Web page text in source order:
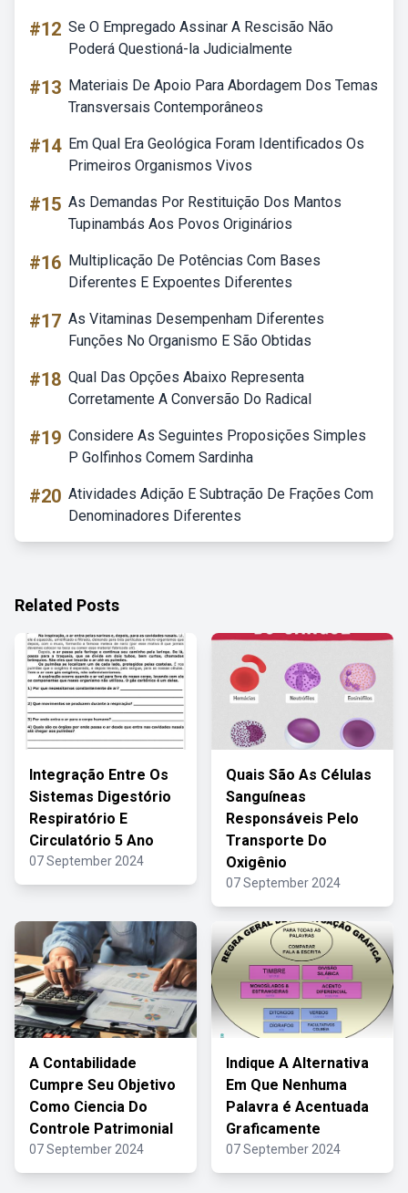
#12 Se O Empregado Assinar A Rescisão Não
Poderá Questioná-la Judicialmente
#13 Materiais De Apoio Para Abordagem Dos Temas
Transversais Contemporâneos
#14 Em Qual Era Geológica Foram Identificados Os
Primeiros Organismos Vivos
#15 As Demandas Por Restituição Dos Mantos
Tupinambás Aos Povos Originários
#16 Multiplicação De Potências Com Bases
Diferentes E Expoentes Diferentes
#17 As Vitaminas Desempenham Diferentes
Funções No Organismo E São Obtidas
#18 Qual Das Opções Abaixo Representa
Corretamente A Conversão Do Radical
#19 Considere As Seguintes Proposições Simples
P Golfinhos Comem Sardinha
#20 Atividades Adição E Subtração De Frações Com
Denominadores Diferentes
Related Posts
Integração Entre Os
Sistemas Digestório
Respiratório E
Circulatório 5 Ano
07 September 2024
Quais São As Células
Sanguíneas
Responsáveis Pelo
Transporte Do
Oxigênio
07 September 2024
A Contabilidade
Cumpre Seu Objetivo
Como Ciencia Do
Controle Patrimonial
07 September 2024
Indique A Alternativa
Em Que Nenhuma
Palavra é Acentuada
Graficamente
07 September 2024